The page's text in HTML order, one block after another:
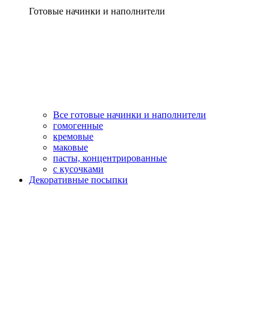
Готовые начинки и наполнители
Все готовые начинки и наполнители
гомогенные
кремовые
маковые
пасты, концентрированные
с кусочками
Декоративные посыпки